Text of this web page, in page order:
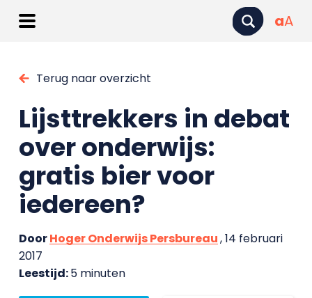
aA
Terug naar overzicht
Lijsttrekkers in debat
over onderwijs:
gratis bier voor
iedereen?
DoorHoger Onderwijs Persbureau, 14 februari
2017
Leestijd:5 minuten